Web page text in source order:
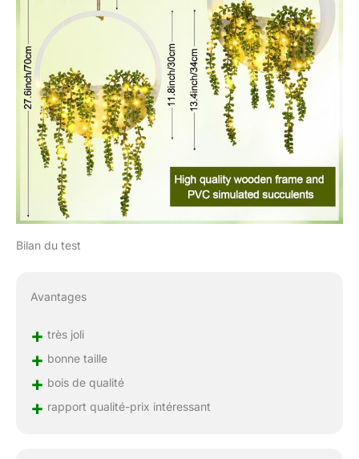
Bilan du test
Avantages
+ très joli
+ bonne taille
+ bois de qualité
+ rapport qualité-prix intéressant